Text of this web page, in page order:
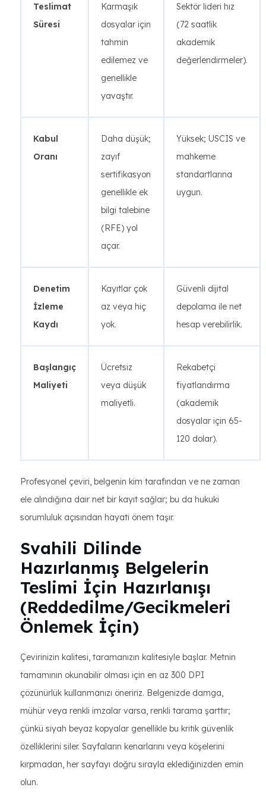
Teslimat
Süresi
Karmaşık
dosyalar için
tahmin
edilemez ve
genellikle
yavaştır.
Sektör lideri hız
(72 saatlik
akademik
değerlendirmeler).
Kabul
Oranı
Daha düşük;
zayıf
sertifikasyon
genellikle ek
bilgi talebine
(RFE) yol
açar.
Yüksek; USCIS ve
mahkeme
standartlarına
uygun.
Denetim
İzleme
Kaydı
Kayıtlar çok
az veya hiç
yok.
Güvenli dijital
depolama ile net
hesap verebilirlik.
Başlangıç
​​Maliyeti
Ücretsiz
veya düşük
maliyetli.
Rekabetçi
fiyatlandırma
(akademik
dosyalar için 65-
120 dolar).
Profesyonel çeviri, belgenin kim tarafından ve ne zaman
ele alındığına dair net bir kayıt sağlar; bu da hukuki
sorumluluk açısından hayati önem taşır.
Svahili Dilinde
Hazırlanmış Belgelerin
Teslimi İçin Hazırlanışı
(Reddedilme/Gecikmeleri
Önlemek İçin)
Çevirinizin kalitesi, taramanızın kalitesiyle başlar. Metnin
tamamının okunabilir olması için en az 300 DPI
çözünürlük kullanmanızı öneririz. Belgenizde damga,
mühür veya renkli imzalar varsa, renkli tarama şarttır;
çünkü siyah beyaz kopyalar genellikle bu kritik güvenlik
özelliklerini siler. Sayfaların kenarlarını veya köşelerini
kırpmadan, her sayfayı doğru sırayla eklediğinizden emin
olun.